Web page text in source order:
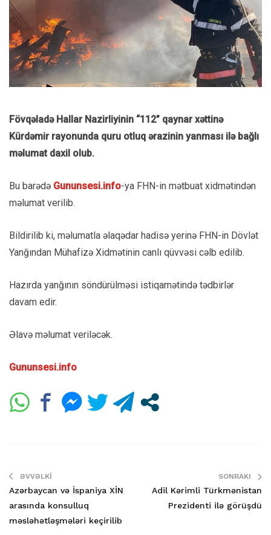
Fövqəladə Hallar Nazirliyinin “112” qaynar xəttinə
Kürdəmir rayonunda quru otluq ərazinin yanması ilə bağlı
məlumat daxil olub.
Bu barədə Gununsesi.info-ya FHN-in mətbuat xidmətindən
məlumat verilib.
Bildirilib ki, məlumatla əlaqədar hadisə yerinə FHN-in Dövlət
Yanğından Mühafizə Xidmətinin canlı qüvvəsi cəlb edilib.
Hazırda yanğının söndürülməsi istiqamətində tədbirlər
davam edir.
Əlavə məlumat veriləcək.
Gununsesi.info
ƏVVƏLKI
Azərbaycan və İspaniya XİN
arasında konsulluq
məsləhətləşmələri keçirilib
SONRAKI
Adil Kərimli Türkmənistan
Prezidenti ilə görüşdü